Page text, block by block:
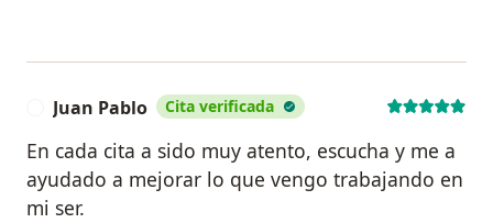
Juan Pablo Cita verificada
En cada cita a sido muy atento, escucha y me a
ayudado a mejorar lo que vengo trabajando en
mi ser.